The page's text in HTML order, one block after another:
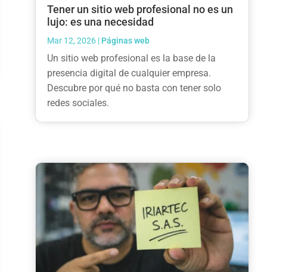
Tener un sitio web profesional no es un
lujo: es una necesidad
Mar 12, 2026| Páginas web
Un sitio web profesional es la base de la
presencia digital de cualquier empresa.
Descubre por qué no basta con tener solo
redes sociales.